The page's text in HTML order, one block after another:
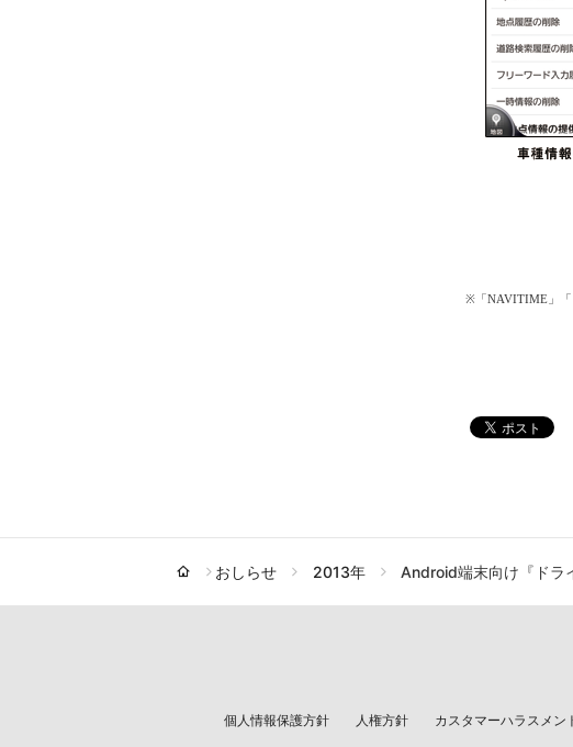
※「NAVITIME 」
おしらせ 2013年 Android端末向け『ド
個人情報保護方針 人権方針 カスタマーハラスメン